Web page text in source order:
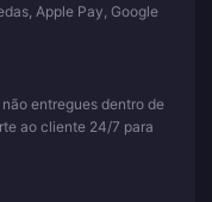
Apple Pay, Google
entregues dentro de
ao cliente 24/7 para